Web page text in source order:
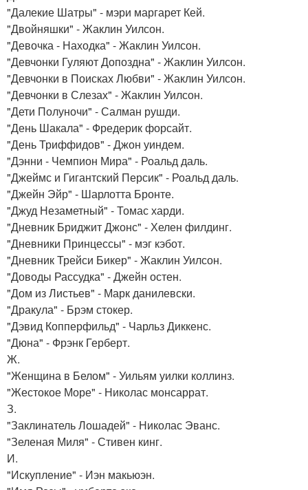
"Далекие Шатры" - мэри маргарет Кей.
"Двойняшки" - Жаклин Уилсон.
"Девочка - Находка" - Жаклин Уилсон.
"Девчонки Гуляют Допоздна" - Жаклин Уилсон.
"Девчонки в Поисках Любви" - Жаклин Уилсон.
"Девчонки в Слезах" - Жаклин Уилсон.
"Дети Полуночи" - Салман рушди.
"День Шакала" - Фредерик форсайт.
"День Триффидов" - Джон уиндем.
"Дэнни - Чемпион Мира" - Роальд даль.
"Джеймс и Гигантский Персик" - Роальд даль.
"Джейн Эйр" - Шарлотта Бронте.
"Джуд Незаметный" - Томас харди.
"Дневник Бриджит Джонс" - Хелен филдинг.
"Дневники Принцессы" - мэг кэбот.
"Дневник Трейси Бикер" - Жаклин Уилсон.
"Доводы Рассудка" - Джейн остен.
"Дом из Листьев" - Марк данилевски.
"Дракула" - Брэм стокер.
"Дэвид Копперфильд" - Чарльз Диккенс.
"Дюна" - Фрэнк Герберт.
Ж.
"Женщина в Белом" - Уильям уилки коллинз.
"Жестокое Море" - Николас монсаррат.
З.
"Заклинатель Лошадей" - Николас Эванс.
"Зеленая Миля" - Стивен кинг.
И.
"Искупление" - Иэн макьюэн.